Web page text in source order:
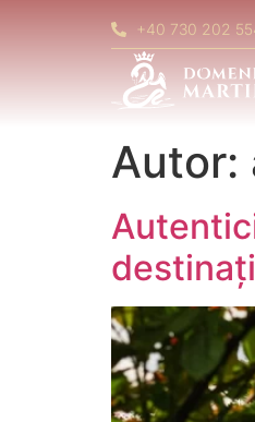
+40 730 202
Autor: